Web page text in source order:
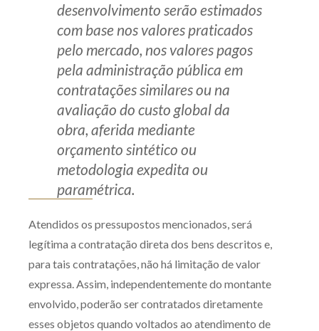
desenvolvimento serão estimados
com base nos valores praticados
pelo mercado, nos valores pagos
pela administração pública em
contratações similares ou na
avaliação do custo global da
obra, aferida mediante
orçamento sintético ou
metodologia expedita ou
paramétrica.
Atendidos os pressupostos mencionados, será
legítima a contratação direta dos bens descritos e,
para tais contratações, não há limitação de valor
expressa. Assim, independentemente do montante
envolvido, poderão ser contratados diretamente
esses objetos quando voltados ao atendimento de